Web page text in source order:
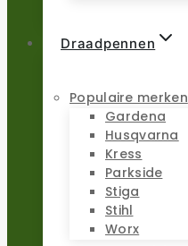
Draadpennen
Populaire merken
Gardena
Husqvarna
Kress
Parkside
Stiga
Stihl
Worx